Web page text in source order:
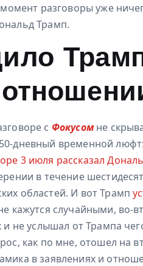
разговоры уже
Трамп.
с Фокусомне
дневный временной
3 июля рассказал
в течение
областей. И вот Трамп
кажутся случайными, во-
не услышал от Трампа
как по мне, отошел на
в заявлениях и